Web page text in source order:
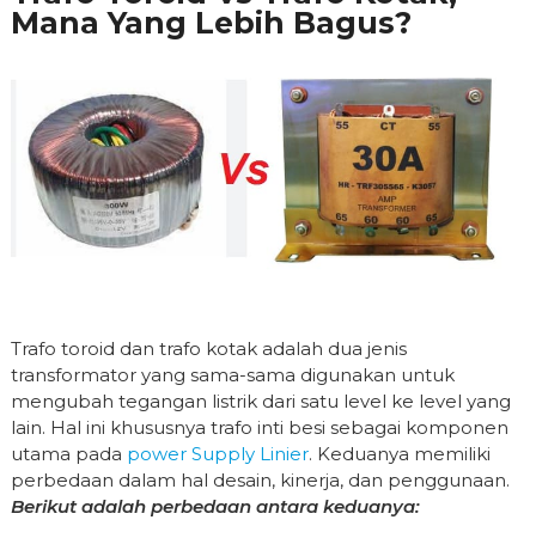
Mana Yang Lebih Bagus?
Trafo toroid dan trafo kotak adalah dua jenis
transformator yang sama-sama digunakan untuk
mengubah tegangan listrik dari satu level ke level yang
lain. Hal ini khususnya trafo inti besi sebagai komponen
utama pada power Supply Linier. Keduanya memiliki
perbedaan dalam hal desain, kinerja, dan penggunaan.
Berikut adalah perbedaan antara keduanya: